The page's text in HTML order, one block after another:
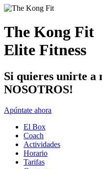
The Kong Fit
Elite Fitness
Si quieres unirte a
NOSOTROS!
Apúntate ahora
El Box
Coach
Actividades
Horario
Tarifas